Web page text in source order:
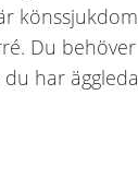
Du
har